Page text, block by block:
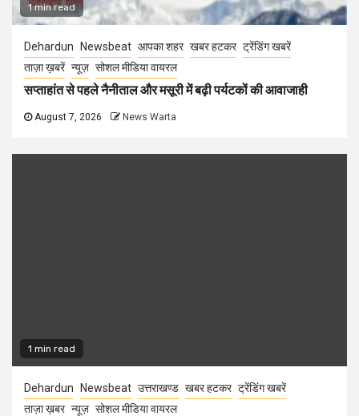
1 min read
Dehardun Newsbeat आपका शहर खबर हटकर ट्रेंडिंग खबरें
ताज़ा ख़बरें न्यूज़ सोशल मीडिया वायरल
सप्ताहांत से पहले नैनीताल और मसूरी में बढ़ी पर्यटकों की आवाजाही
August 7, 2026 News Warta
1 min read
Dehardun Newsbeat उत्तराखण्ड खबर हटकर ट्रेंडिंग खबरें
ताज़ा ख़बर न्यूज़ सोशल मीडिया वायरल